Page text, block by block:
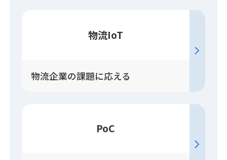
物流IoT
物流企業の課題に応える
PoC